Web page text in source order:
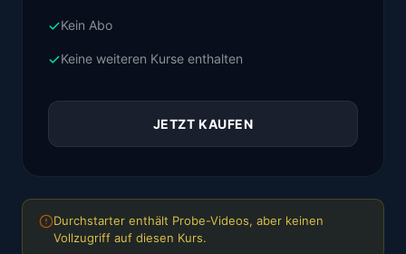
Kein Abo
Keine weiteren Kurse enthalten
JETZT KAUFEN
Durchstarter enthält Probe-Videos, aber keinen
Vollzugriff auf diesen Kurs.